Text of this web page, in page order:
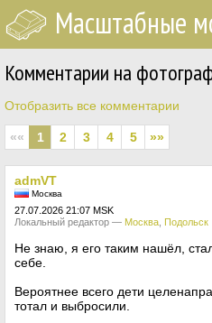
Масштабные
Комментарии на
Отобразить все комментарии
«« 1 2 3 4 5 »»
admVT
Москва
27.07.2026 21:07 MSK
Локальный редактор — Москва Подольск
Не знаю, я его таким нашёл,
себе.
Вероятнее всего дети
тотал и выбросили.